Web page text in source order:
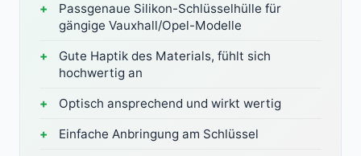
Passgenaue Silikon-Schlüsselhülle für
gängige Vauxhall/Opel-Modelle
Gute Haptik des Materials, fühlt sich
hochwertig an
Optisch ansprechend und wirkt wertig
Einfache Anbringung am Schlüssel